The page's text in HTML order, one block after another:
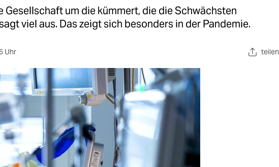
Gesellschaft um die kümmert, die die Schwächsten
viel aus. Das zeigt sich besonders in der Pandemie.
Uhr teilen